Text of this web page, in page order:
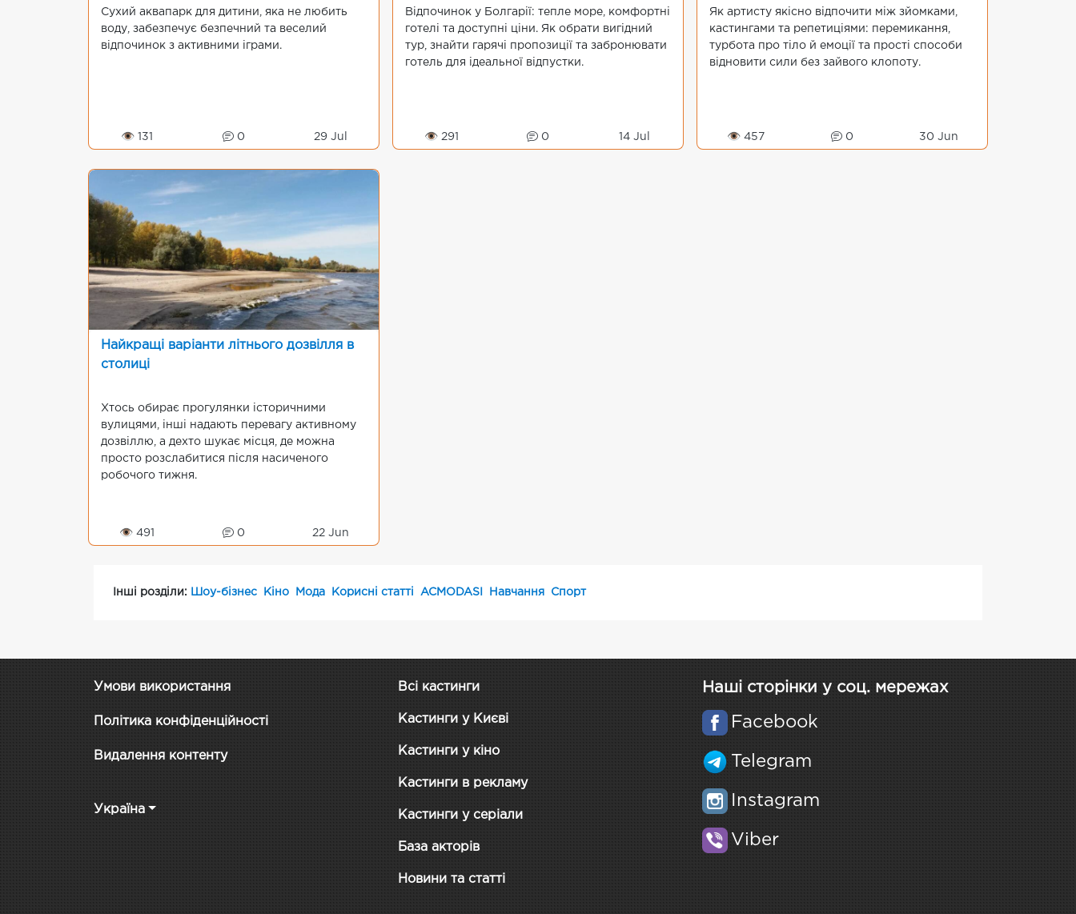
Сухий аквапарк для дитини, яка не любить
воду, забезпечує безпечний та веселий
відпочинок з активними іграми.
👁 131 0 29 Jul
Відпочинок у Болгарії: тепле море, комфортні
готелі та доступні ціни. Як обрати вигідний
тур, знайти гарячі пропозиції та забронювати
готель для ідеальної відпустки.
👁 291 0 14 Jul
Як артисту якісно відпочити між зйомками,
кастингами та репетиціями: перемикання,
турбота про тіло й емоції та прості способи
відновити сили без зайвого клопоту.
👁 457 0 30 Jun
Найкращі варіанти літнього дозвілля в
столиці
Хтось обирає прогулянки історичними
вулицями, інші надають перевагу активному
дозвіллю, а дехто шукає місця, де можна
просто розслабитися після насиченого
робочого тижня.
👁 491 0 22 Jun
Інші розділи: Шоу-бізнес Кіно Мода Корисні статті ACMODASI Навчання Спорт
Умови використання
Політика конфіденційності
Видалення контенту
Україна
Всі кастинги
Кастинги у Києві
Кастинги у кіно
Кастинги в рекламу
Кастинги у серіали
База акторів
Новини та статті
Наші сторінки у соц. мережах
Facebook
Telegram
Instagram
Viber